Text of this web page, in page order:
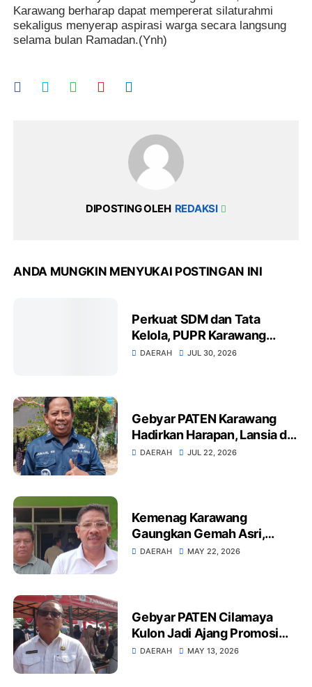
Karawang berharap dapat mempererat silaturahmi
sekaligus menyerap aspirasi warga secara langsung
selama bulan Ramadan.(Ynh)
DIPOSTING OLEH REDAKSI
ANDA MUNGKIN MENYUKAI POSTINGAN INI
Perkuat SDM dan Tata
Kelola, PUPR Karawang
Dorong Jasa Konstruksi
DAERAH JUL 30, 2026
Gebyar PATEN Karawang
Hadirkan Harapan, Lansia di
Karangtanjung Terima
DAERAH JUL 22, 2026
Kemenag Karawang
Gaungkan Gemah Asri,
Dirjen Bimas Islam Ajak
DAERAH MAY 22, 2026
Gebyar PATEN Cilamaya
Kulon Jadi Ajang Promosi
UMKM, Disperindagkop UKM
DAERAH MAY 13, 2026